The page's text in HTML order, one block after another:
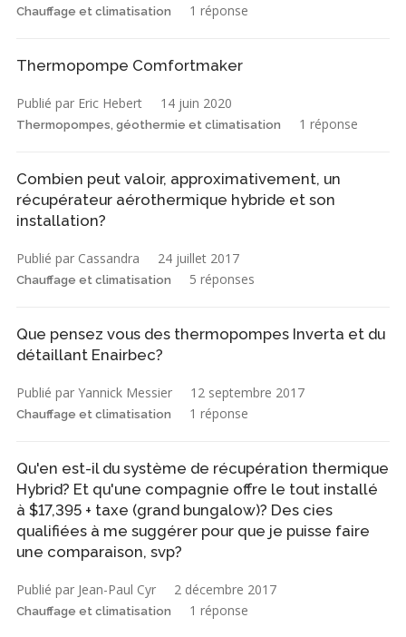
Chauffage et climatisation 1 réponse
Thermopompe Comfortmaker
Publié par Eric Hebert 14 juin 2020
Thermopompes, géothermie et climatisation 1 réponse
Combien peut valoir, approximativement, un
récupérateur aérothermique hybride et son
installation?
Publié par Cassandra 24 juillet 2017
Chauffage et climatisation 5 réponses
Que pensez vous des thermopompes Inverta et du
détaillant Enairbec?
Publié par Yannick Messier 12 septembre 2017
Chauffage et climatisation 1 réponse
Qu'en est-il du système de récupération thermique
Hybrid? Et qu'une compagnie offre le tout installé
à $17,395 + taxe (grand bungalow)? Des cies
qualifiées à me suggérer pour que je puisse faire
une comparaison, svp?
Publié par Jean-Paul Cyr 2 décembre 2017
Chauffage et climatisation 1 réponse